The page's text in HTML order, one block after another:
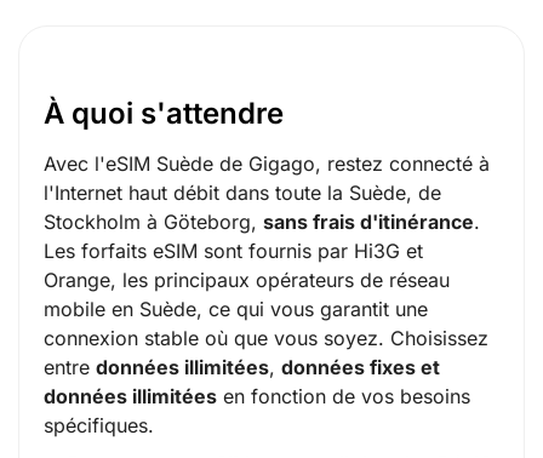
À quoi s'attendre
Avec l'eSIM Suède de Gigago, restez connecté à
l'Internet haut débit dans toute la Suède, de
Stockholm à Göteborg, sans frais d'itinérance.
Les forfaits eSIM sont fournis par Hi3G et
Orange, les principaux opérateurs de réseau
mobile en Suède, ce qui vous garantit une
connexion stable où que vous soyez. Choisissez
entre données illimitées, données fixes et
données illimitées en fonction de vos besoins
spécifiques.